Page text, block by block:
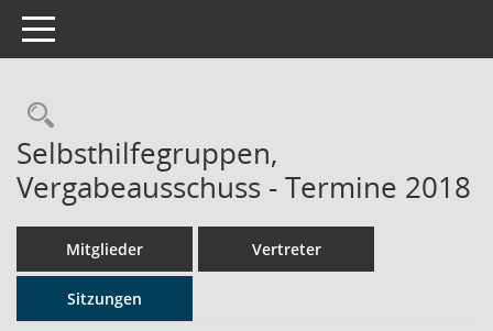
Toggle navigation
Rechercheauswahl
Selbsthilfegruppen,
Vergabeausschuss - Termine 2018
Mitglieder Vertreter
Sitzungen